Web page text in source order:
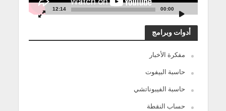
00:00
12:14
أدوات وبرامج
مفكرة الأخبار
حاسبة البيفوت
حاسبة الفيبوناتشي
حساب النقطة